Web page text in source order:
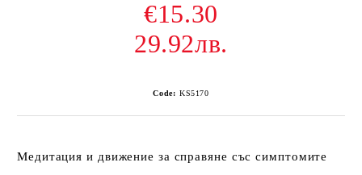
€15.30
29.92лв.
Code: KS5170
Медитация и движение за справяне със симптомите